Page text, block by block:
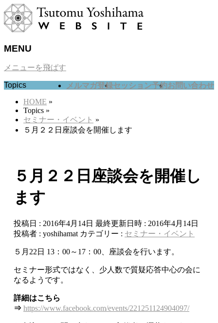
MENU
メニューを飛ばす
お問い合わせ
セッション予約
メルマガ登録
Topics
HOME »
Topics »
セミナー・イベント »
５月２２日座談会を開催します
５月２２日座談会を開催し
ます
投稿日 : 2016年4月14日 最終更新日時 : 2016年4月14日
投稿者 : yoshihamat カテゴリー : セミナー・イベント
５月22日 13：00～17：00、座談会を行います。
セミナー形式ではなく、少人数で質疑応答中心の会に
なるようです。
詳細はこちら
⇒ https://www.facebook.com/events/221251124904097/